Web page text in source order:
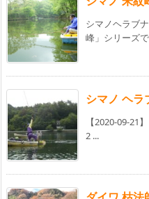
シマノヘラブ
峰」シリーズ
シマノ ヘラ
【2020-09-21
2 ...